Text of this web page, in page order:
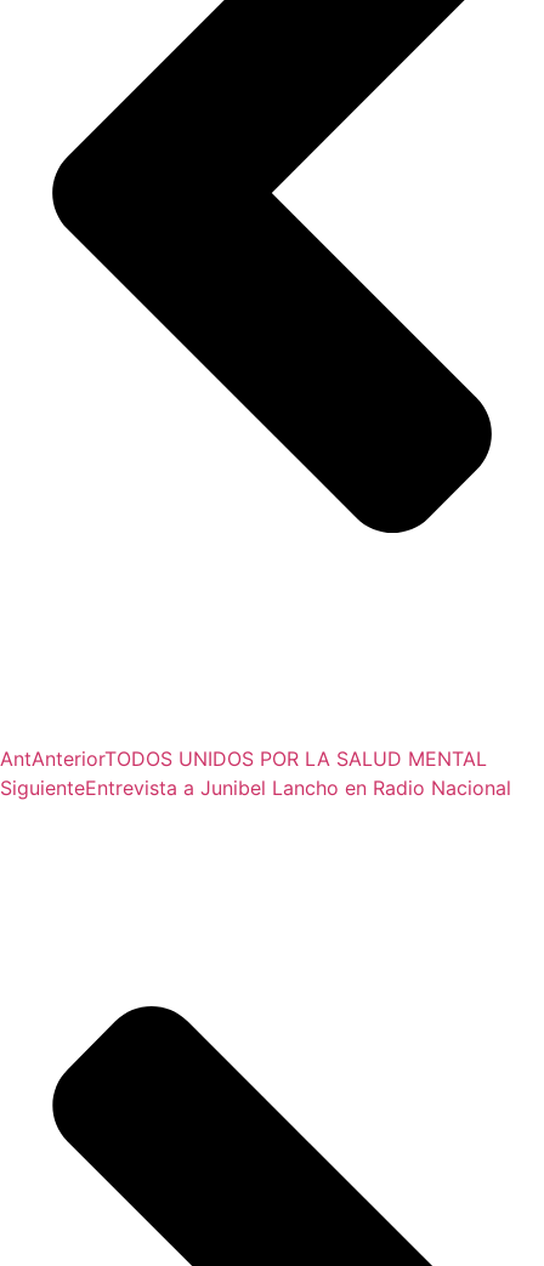
AntAnteriorTODOS UNIDOS POR LA SALUD MENTAL
SiguienteEntrevista a Junibel Lancho en Radio Nacional